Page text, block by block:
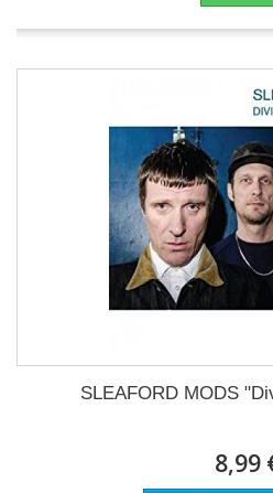
SLEAFORD MODS
8,99